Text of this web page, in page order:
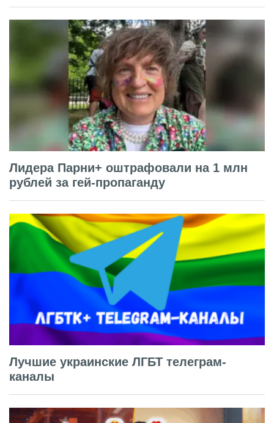
Лидера Парни+ оштрафовали на 1 млн
рублей за гей-пропаганду
Лучшие украинские ЛГБТ телеграм-
каналы